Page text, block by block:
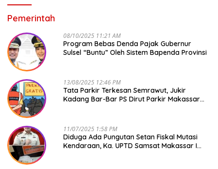
Pemerintah
08/10/2025 11:21 AM
Program Bebas Denda Pajak Gubernur
Sulsel “Buntu” Oleh Sistem Bapenda Provinsi
13/08/2025 12:46 PM
Tata Parkir Terkesan Semrawut, Jukir
Kadang Bar-Bar PS Dirut Parkir Makassar
11/07/2025 1:58 PM
Diduga Ada Pungutan Setan Fiskal Mutasi
Kendaraan, Ka. UPTD Samsat Makassar I